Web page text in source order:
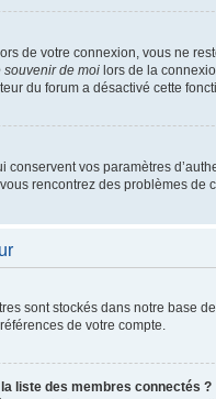
de votre connexion, vous ne
souvenir de moi lors de la
du forum a désactivé cette
vos paramètres
rencontrez des problèmes
sont stockés dans notre base
de votre compte.
liste des membres connectés ?